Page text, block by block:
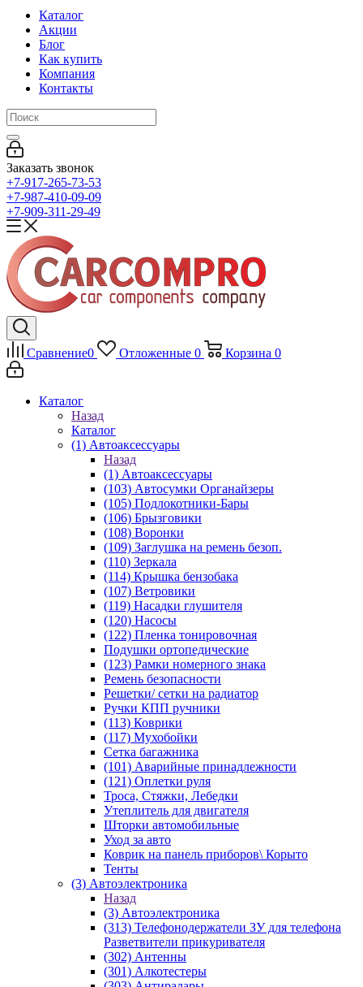
Каталог
Акции
Блог
Как купить
Компания
Контакты
Заказать звонок
+7-917-265-73-53
+7-987-410-09-09
+7-909-311-29-49
Сравнение0 Отложенные 0 Корзина 0
Каталог
Назад
Каталог
(1) Автоаксессуары
Назад
(1) Автоаксессуары
(103) Автосумки Органайзеры
(105) Подлокотники-Бары
(106) Брызговики
(108) Воронки
(109) Заглушка на ремень безоп.
(110) Зеркала
(114) Крышка бензобака
(107) Ветровики
(119) Насадки глушителя
(120) Насосы
(122) Пленка тонировочная
Подушки ортопедические
(123) Рамки номерного знака
Ремень безопасности
Решетки/ сетки на радиатор
Ручки КПП ручники
(113) Коврики
(117) Мухобойки
Сетка багажника
(101) Аварийные принадлежности
(121) Оплетки руля
Троса, Стяжки, Лебедки
Утеплитель для двигателя
Шторки автомобильные
Уход за авто
Коврик на панель приборов\ Корыто
Тенты
(3) Автоэлектроника
Назад
(3) Автоэлектроника
(313) Телефонодержатели ЗУ для телефона
Разветвители прикуривателя
(302) Антенны
(301) Алкотестеры